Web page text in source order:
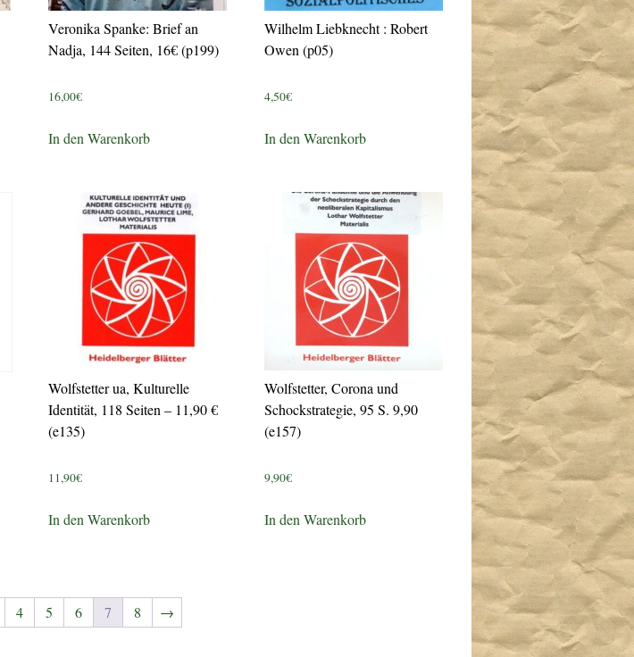
Veronika Spanke: Brief an
Nadja, 144 Seiten, 16€ (p199)
16,00€
In den Warenkorb
Wilhelm Liebknecht : Robert
Owen (p05)
4,50€
In den Warenkorb
Wolfstetter ua, Kulturelle
Identität, 118 Seiten – 11,90 €
(e135)
11,90€
In den Warenkorb
Wolfstetter, Corona und
Schockstrategie, 95 S. 9,90
(e157)
9,90€
In den Warenkorb
4 5 6 7 8 →